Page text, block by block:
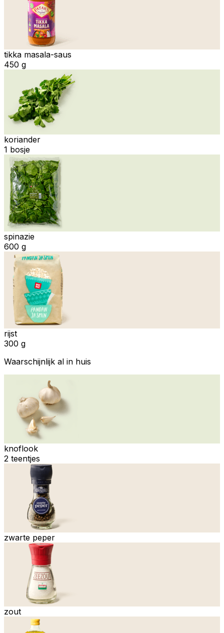
tikka masala-saus
450 g
koriander
1 bosje
spinazie
600 g
rijst
300 g
Waarschijnlijk al in huis
knoflook
2 teentjes
zwarte peper
zout